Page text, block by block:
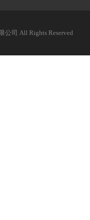
公司 All Rights Reserved